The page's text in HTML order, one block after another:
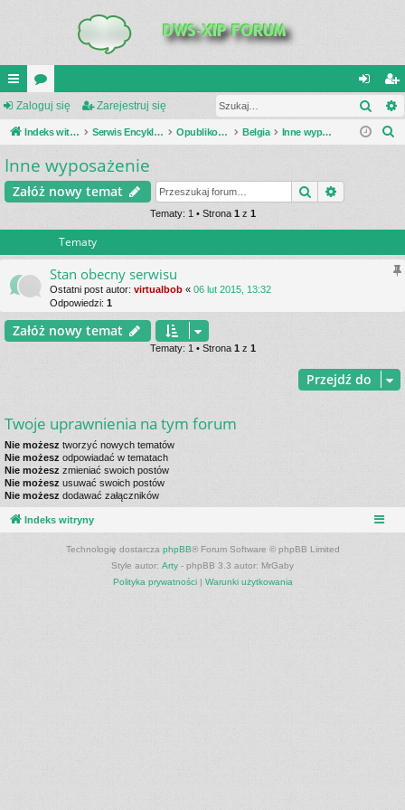
UI
C
K
_L
or
a
al
og
ar
ej
ę
Zaloguj się Zarejestruj się
Indeks witryny Serwis Encyklopedia Uzbrojenia Opublikowane zestawienia Belgia Inne wyposażenie
j
Inne wyposażenie
Załóż nowy temat Szukaj
Tematy: 1 • Strona 1 z 1
Tematy
Stan obecny serwisu
Ostatni post autor: virtualbob « 06 lut 2015, 13:32
Odpowiedzi: 1
Załóż nowy temat
Tematy: 1 • Strona 1z 1
Przejdź do
Twoje uprawnienia na tym forum
Nie możesz tworzyć nowych tematów
Nie możesz odpowiadać w tematach
Nie możesz zmieniać swoich postów
Nie możesz usuwać swoich postów
Nie możesz dodawać załączników
Indeks witryny
Technologię dostarcza phpBB® Forum Software © phpBB Limited
Style autor: Arty - phpBB 3.3 autor: MrGaby
Polityka prywatności| Warunki użytkowania